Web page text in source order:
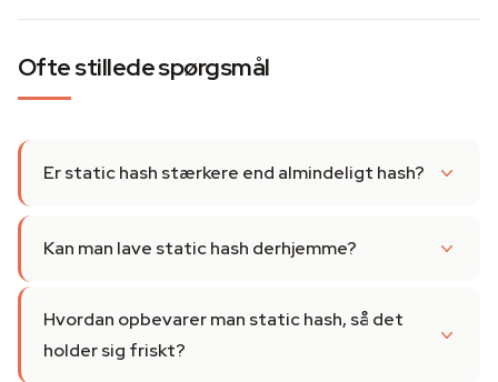
Ofte stillede spørgsmål
Er static hash stærkere end almindeligt hash?
Kan man lave static hash derhjemme?
Hvordan opbevarer man static hash, så det
holder sig friskt?